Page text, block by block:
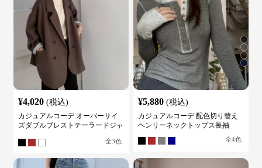
¥4,020 (税込)
カジュアルコーデ オーバーサイ
ズダブルブレストテーラードジャ
全3色
¥5,880 (税込)
カジュアルコーデ 配色切り替え
ヘンリーネックトップス長袖
全4色